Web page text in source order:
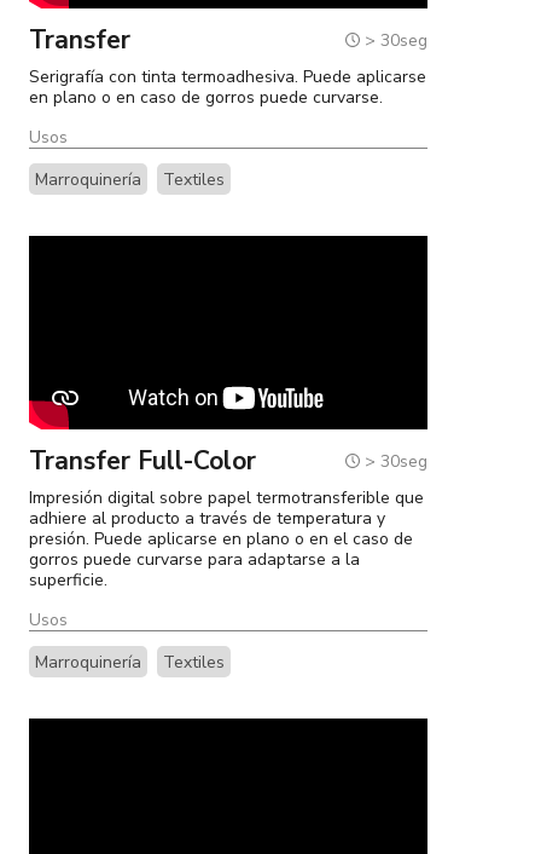
Transfer
> 30seg
Serigrafía con tinta termoadhesiva. Puede aplicarse
en plano o en caso de gorros puede curvarse.
Usos
Marroquinería
Textiles
Transfer Full-Color
> 30seg
Impresión digital sobre papel termotransferible que
adhiere al producto a través de temperatura y
presión. Puede aplicarse en plano o en el caso de
gorros puede curvarse para adaptarse a la
superficie.
Usos
Marroquinería
Textiles